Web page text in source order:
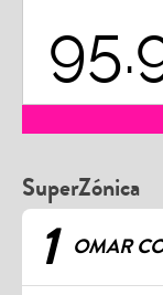
SuperZónica
1 OMAR